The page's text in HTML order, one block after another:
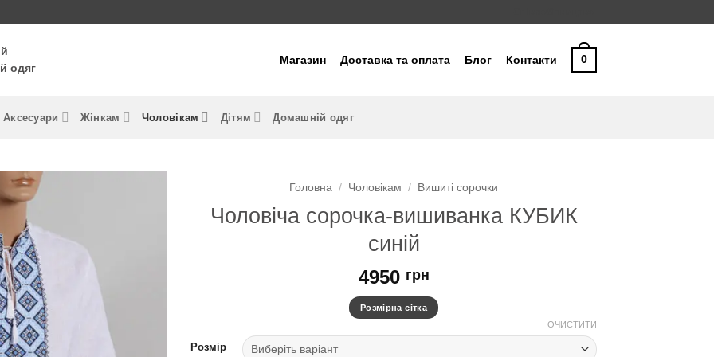
одяг
Магазин Доставка та оплата Блог Контакти 0
Аксесуари Жінкам Чоловікам Дітям Домашній одяг
Головна / Чоловікам / Вишиті сорочки
Чоловіча сорочка-вишиванка КУБИК
синій
4950 грн
Розмірна сітка
Розмір
ОЧИСТИТИ